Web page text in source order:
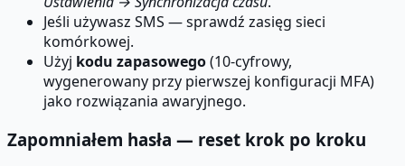
Jeśli używasz SMS — sprawdź zasięg sieci
komórkowej.
Użyj kodu zapasowego(10-cyfrowy,
wygenerowany przy pierwszej konfiguracji MFA)
jako rozwiązania awaryjnego.
Zapomniałem hasła — reset krok po kroku